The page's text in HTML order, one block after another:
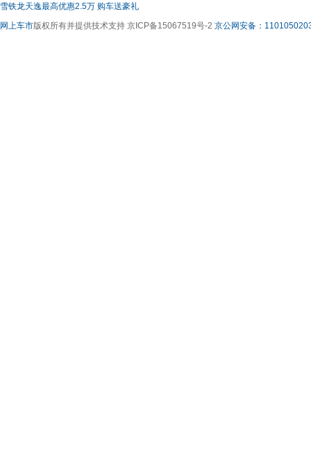
雪铁龙天逸最高优惠2.5万 购车送豪礼
网上车市版权所有并提供技术支持 京ICP备15067519号-2 京公网安备：